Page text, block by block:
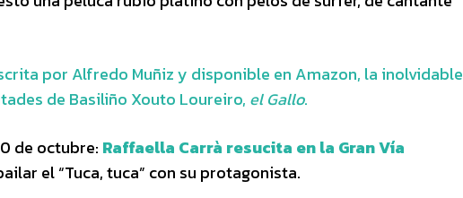
por Alfredo Muñiz y disponible en Amazon, la inolvidable
de Basiliño Xouto Loureiro, el Gallo.
de octubre: Raffaella Carrà resucita en la Gran Vía
el “Tuca, tuca” con su protagonista.